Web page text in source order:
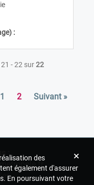
des
également d'assurer
En poursuivant votre
:
- 22 sur22
1 2 Suivant »
: